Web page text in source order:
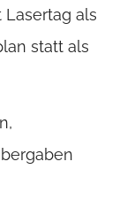
Lasertag als
statt als